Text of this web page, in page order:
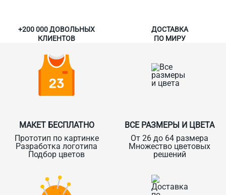
+200 000 ДОВОЛЬНЫХ
КЛИЕНТОВ
ДОСТАВКА
ПО МИРУ
МАКЕТ БЕСПЛАТНО
Прототип по картинке
Разработка логотипа
Подбор цветов
ВСЕ РАЗМЕРЫ И ЦВЕТА
От 26 до 64 размера
Множество цветовых
решений